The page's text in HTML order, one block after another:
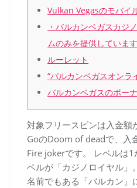
Vulkan Vegasのモバイ
・バルカンベガスカジ
ムのみを提供していま
ルーレット
“バルカンベガスオンラ
バルカンベガスのボー
対象フリースピンは入金額
GoのDoom of deadで、入
Fire jokerです。 レベルは
ベルが「カジノロイヤル」
名前でもある「バルカン」